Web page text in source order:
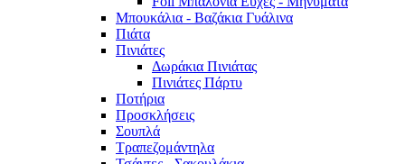
Μπουκάλια - Βαζάκια Γυάλινα
Πιάτα
Πινιάτες
Δωράκια Πινιάτας
Πινιάτες Πάρτυ
Ποτήρια
Προσκλήσεις
Σουπλά
Τραπεζομάντηλα